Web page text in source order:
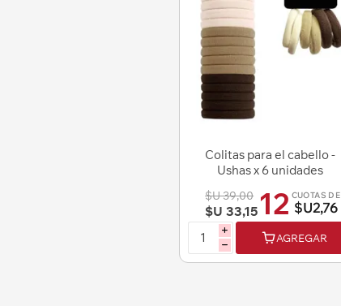
Colitas para el cabello -
Ushas x 6 unidades
$U 39,00
$U 33,15 12 CUOTAS DE
$U2,76
i
h
AGREGAR